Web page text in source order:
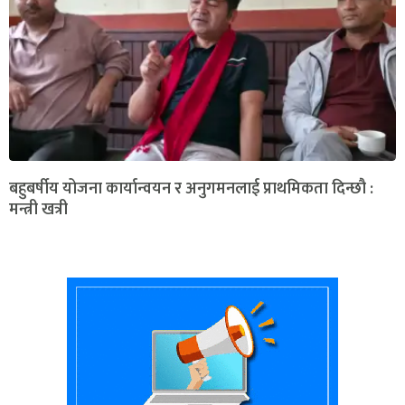
बहुबर्षीय योजना कार्यान्वयन र अनुगमनलाई प्राथमिकता दिन्छौ :
मन्त्री खत्री